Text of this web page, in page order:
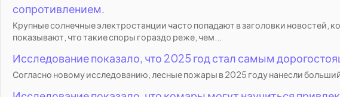
сопротивлением.
Крупные солнечные электростанции часто попадают в заголовки
показывают, что такие споры гораздо реже, чем...
Исследование показало, что 2025 год стал самым
Согласно новому исследованию, лесные пожары в 2025 году нанесли